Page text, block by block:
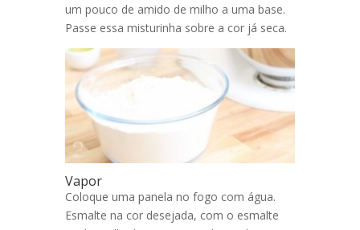
um pouco de amido de milho a uma base.
Passe essa misturinha sobre a cor já seca.
Vapor
Coloque uma panela no fogo com água.
Esmalte na cor desejada, com o esmalte